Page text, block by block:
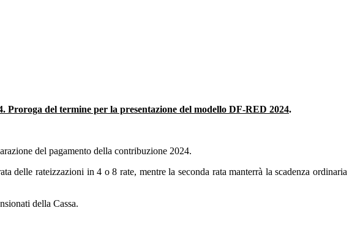
Proroga del termine per la presentazione del modello DF-RED 2024.
del pagamento della contribuzione 2024.
delle rateizzazioni in 4 o 8 rate, mentre la seconda rata manterrà la scadenza ordinaria
della Cassa.